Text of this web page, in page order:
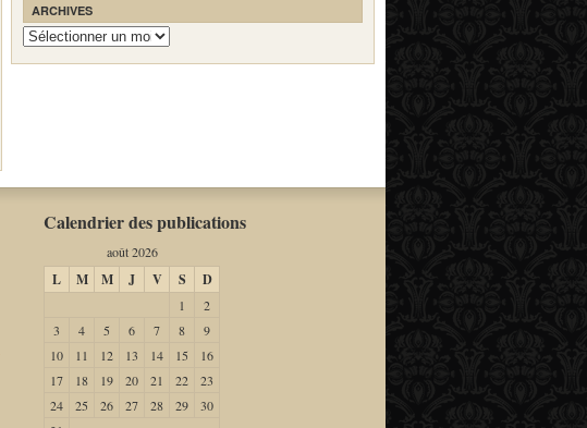
ARCHIVES
Archives
Calendrier des publications
août 2026
L M M J V S D
1
2
3
4 5 6 7 8
9
10
11 12 13 14 15
16
17
18 19 20 21 22
23
24
25 26 27 28 29
30